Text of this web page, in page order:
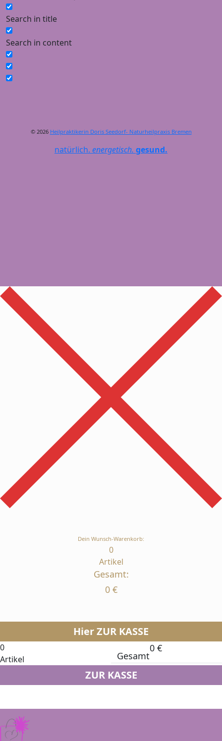
Search in title
Search in content
© 2026 Heilpraktikerin Doris Seedorf- Naturheilpraxis Bremen
natürlich. energetisch. gesund.
Dein Wunsch-Warenkorb:
0
Artikel
Gesamt:
0 €
Hier ZUR KASSE
0
Artikel
Gesamt
0 €
ZUR KASSE